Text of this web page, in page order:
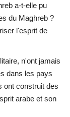
a-t-elle pu
du Maghreb ?
l'esprit de
n'ont jamais
dans les pays
ont construit des
arabe et son